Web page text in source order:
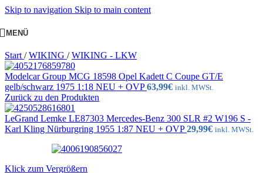
Skip to navigation Skip to main content
MENÜ
Start / WIKING / WIKING - LKW
Modelcar Group MCG 18598 Opel Kadett C Coupe GT/E
gelb/schwarz 1975 1:18 NEU + OVP63,99€ inkl. MWSt.
Zurück zu den Produkten
LeGrand Lemke LE87303 Mercedes-Benz 300 SLR #2 W196 S -
Karl Kling Nürburgring 1955 1:87 NEU + OVP29,99€ inkl. MWSt.
Klick zum Vergrößern